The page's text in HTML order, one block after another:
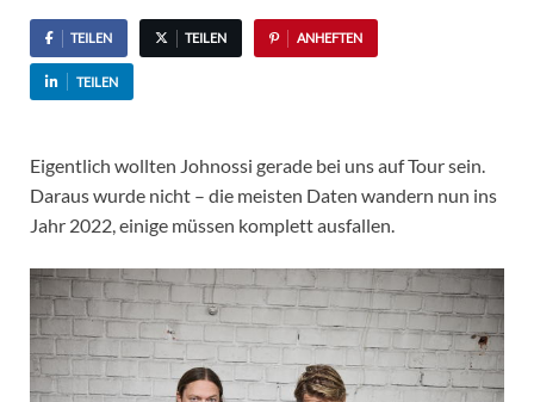
TEILEN TEILEN ANHEFTEN
TEILEN
Eigentlich wollten Johnossi gerade bei uns auf Tour sein.
Daraus wurde nicht – die meisten Daten wandern nun ins
Jahr 2022, einige müssen komplett ausfallen.